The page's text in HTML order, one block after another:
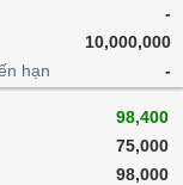
-
10,000,000
hạn
-
98,400
75,000
98,000